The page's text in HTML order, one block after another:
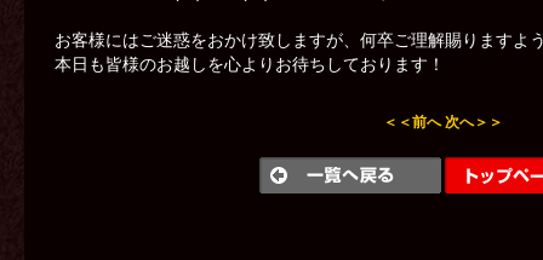
お客様にはご迷惑をおかけ致しますが、何卒ご理解賜りますよ
本日も皆様のお越しを心よりお待ちしております！
＜＜前へ 次へ＞＞